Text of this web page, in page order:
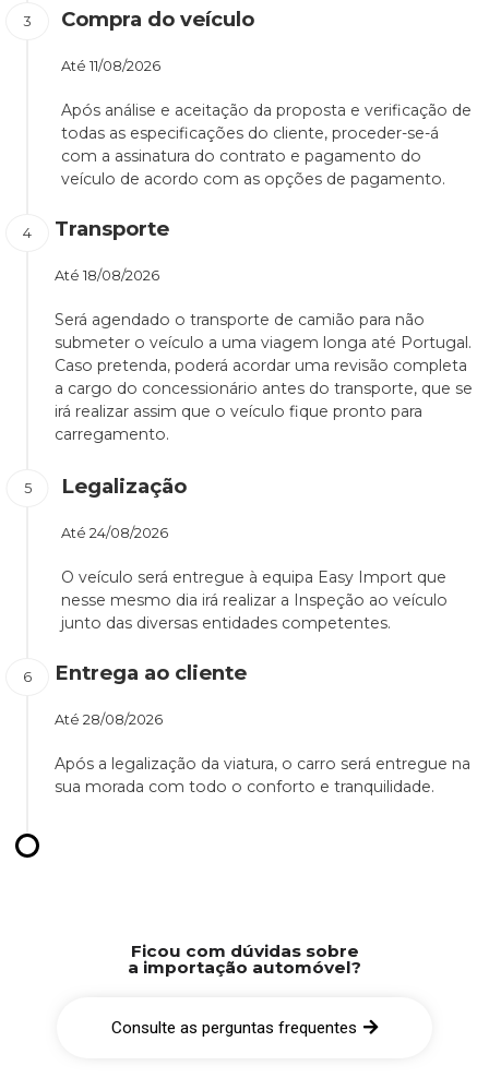
Compra do veículo
Até 11/08/2026
Após análise e aceitação da proposta e verificação de
todas as especificações do cliente, proceder-se-á
com a assinatura do contrato e pagamento do
veículo de acordo com as opções de pagamento.
Transporte
Até 18/08/2026
Será agendado o transporte de camião para não
submeter o veículo a uma viagem longa até Portugal.
Caso pretenda, poderá acordar uma revisão completa
a cargo do concessionário antes do transporte, que se
irá realizar assim que o veículo fique pronto para
carregamento.
Legalização
Até 24/08/2026
O veículo será entregue à equipa Easy Import que
nesse mesmo dia irá realizar a Inspeção ao veículo
junto das diversas entidades competentes.
Entrega ao cliente
Até 28/08/2026
Após a legalização da viatura, o carro será entregue na
sua morada com todo o conforto e tranquilidade.
Ficou com dúvidas sobre
a importação automóvel?
Consulte as perguntas frequentes